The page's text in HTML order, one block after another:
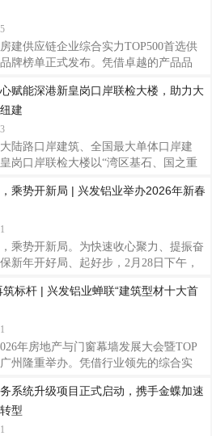
层逐一进行解答与回应，现场氛
遇，擘画全球化合作新蓝图，凝聚起行
共生共赢的发展合力。兴征程上共风
创宏图会上，兴发铝业董事总经理廖玉
征程上共风雨，发奋图强创宏图》的专
高敬意。他全面复盘2025年发展成果，
行业发展双重承压的背景下，兴发
建供应链企业综合实力TOP500首选供
牌榜单正式发布。凭借卓越的产品品
“2026房建供应链企业综合实力TOP500首
商品牌·铝型材类”十强榜首，“兴发系
窗类民族品牌前三，再次彰显兴发铝业
与系统门窗领域的龙头地位与核心竞争
中国房地产业协会、易居中国房地产测
展，以企业申报数据、CRIC数据库、用
公共招标信息为依据，围绕生产
赋能深港新皇岗口岸联检大楼，助力大
建
陆路口岸建筑、全国最大单体口岸建
岗口岸联检大楼以“湾区基石、国之重
实力与全链条定制化服务，为这座国家
供高品质铝合金型材，以精工铝材护航
力深港通关迈入“5分钟时代”。新皇岗
积约68.97万平方米，由Aedas与华阳国
合交通设计研究院共同组成设计联合体
“垂直叠加、高度复合”的创新布局，规
地下4层，集旅检、车辆查验、
乘势开新局 | 兴发铝业举办2026年新春
乘势开新局。为快速收心聚力、提振奋
新年开好局、起好步，2月28日下午，
各部门负责人、员工代表等欢聚一堂，
话发展，擘画新年发展蓝图。会上，公
董事长王立向全体职工干部致以诚挚的
对大家在过去一年攻坚克难、奋楫笃行
成绩表示衷心感谢。他表示，2026年
键之年。立足新起点，要以习近平新时
会主义思想为指导，全面贯彻落实
筑标杆 | 兴发铝业蝉联“建筑型材十大首
年房地产与门窗幕墙发展大会暨TOP
州隆重举办。凭借行业领先的综合实
十大首选品牌”榜首荣誉，并成功入库房
墙产业链AL-Survey首选创新材
牌，以连续领跑的优异成绩，稳固行业
系统升级项目正式启动，携手金蝶加速
型